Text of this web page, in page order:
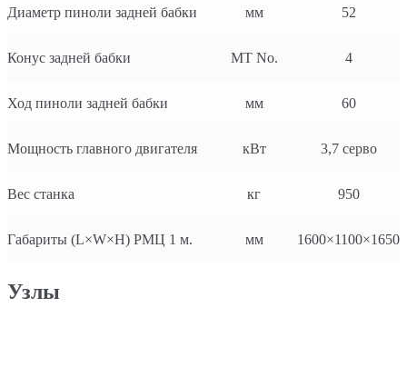
Диаметр пиноли задней бабки мм 52
Конус задней бабки MT No. 4
Ход пиноли задней бабки мм 60
Мощность главного двигателя кВт 3,7 серво
Вес станка кг 950
Габариты (L×W×H) РМЦ 1 м. мм 1600×1100×1650
Узлы